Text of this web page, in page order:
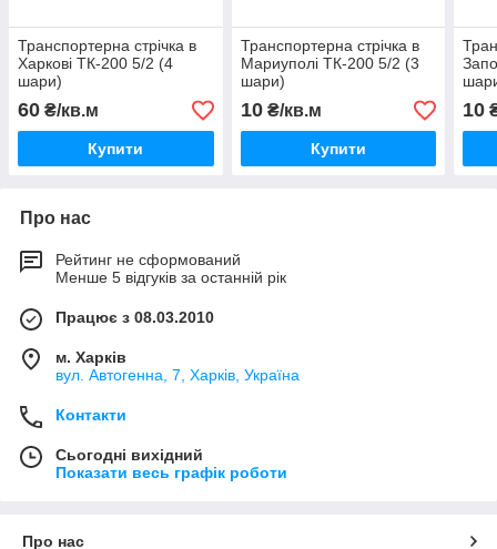
Транспортерна стрічка в
Харкові ТК-200 5/2 (4
шари)
60 ₴/кв.м
Купити
Транспортерна стрічка в
Мариуполі ТК-200 5/2 (3
шари)
10₴/кв.м
Купити
10
Про нас
Рейтинг не сформований
Менше 5 відгуків за останній рік
Працює з 08.03.2010
м. Харків
вул. Автогенна, 7, Харків, Україна
Контакти
Сьогодні вихідний
Показати весь графік роботи
Про нас